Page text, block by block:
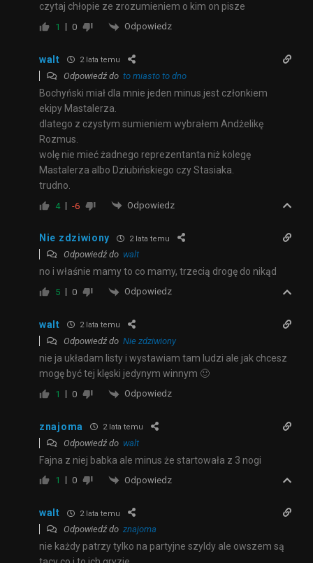
czytaj chłopie ze zrozumieniem o kim on pisze
1 0 Odpowiedz
walt 2 lata temu
Odpowiedź do to miasto to dno
Bochyński miał dla mnie jeden minus.jest członkiem
ekipy Mastalerza.
dlatego z czystym sumieniem wybrałem Andżelikę
Rozmus.
wolę nie mieć żadnego reprezentanta niż kolegę
Mastalerza albo Dziubińskiego czy Stasiaka.
trudno.
4 -6 Odpowiedz
Nie zdziwiony 2 lata temu
Odpowiedź do walt
no i właśnie mamy to co mamy, trzecią drogę do nikąd
5 0 Odpowiedz
walt 2 lata temu
Odpowiedź do Nie zdziwiony
nie ja układam listy i wystawiam tam ludzi ale jak chcesz
mogę być tej klęski jedynym winnym 🙂
1 0 Odpowiedz
znajoma 2 lata temu
Odpowiedź do walt
Fajna z niej babka ale minus że startowała z 3 nogi
1 0 Odpowiedz
walt 2 lata temu
Odpowiedź do znajoma
nie każdy patrzy tylko na partyjne szyldy ale owszem są